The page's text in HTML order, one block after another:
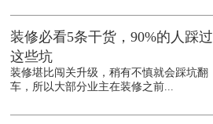
装修必看5条干货，90%的人踩过
这些坑
装修堪比闯关升级，稍有不慎就会踩坑翻
车，所以大部分业主在装修之前...